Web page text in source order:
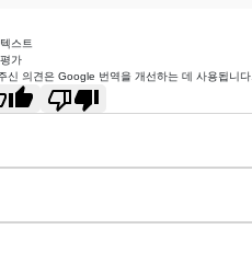
스트
가
신 의견은 Google 번역을 개선하는 데 사용됩니다.